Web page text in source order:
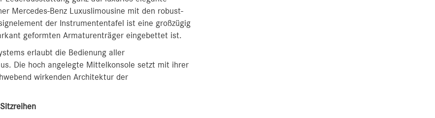
Mercedes-Benz Luxuslimousine mit den robust-
der Instrumententafel ist eine großzügig
geformten Armaturenträger eingebettet ist.
erlaubt die Bedienung aller
Die hoch angelegte Mittelkonsole setzt mit ihrer
wirkenden Architektur der